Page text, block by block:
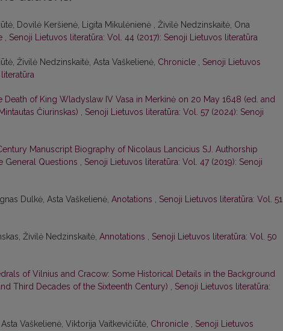
Dovilė Keršienė, Ligita Mikulėnienė , Živilė Nedzinskaitė, Ona
, Senoji Lietuvos literatūra: Vol. 44 (2017): Senoji Lietuvos literatūra
Živilė Nedzinskaitė, Asta Vaškelienė, Chronicle , Senoji Lietuvos
Death of King Wladyslaw IV Vasa in Merkinė on 20 May 1648 (ed. and
Čiurinskas) , Senoji Lietuvos literatūra: Vol. 57 (2024): Senoji
Manuscript Biography of Nicolaus Lancicius SJ. Authorship
General Questions , Senoji Lietuvos literatūra: Vol. 47 (2019): Senoji
Dulkė, Asta Vaškelienė, Anotations , Senoji Lietuvos literatūra: Vol. 51
Živilė Nedzinskaitė, Annotations , Senoji Lietuvos literatūra: Vol. 50
of Vilnius and Cracow: Some Historical Details in the Background
Third Decades of the Sixteenth Century) , Senoji Lietuvos literatūra:
Vaškelienė, Viktorija Vaitkevičiūtė, Chronicle , Senoji Lietuvos